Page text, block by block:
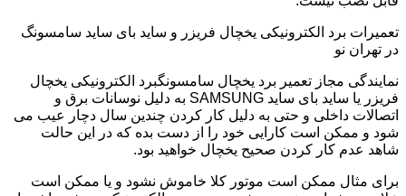
تعمیرات برد الکترونیکی یخچال فریزر و ساید بای ساید سامسونگ
در تهران نو
نمایندگی مجاز تعمیر برد یخچال سامسونگبرد الکترونیکی یخچال
فریزر یا ساید بای ساید SAMSUNG به دلیل نوسانات برق و
اتصالات داخلی و حتی به دلیل کار کردن چندین سال دچار عیب می
شود و ممکن است کارایی خود را از دست بده که در این حالت
شاهد عدم کار کردن صحیح یخچال خواهید بود.
برای مثال ممکن است موتور کلا خاموش نشود و یا ممکن است